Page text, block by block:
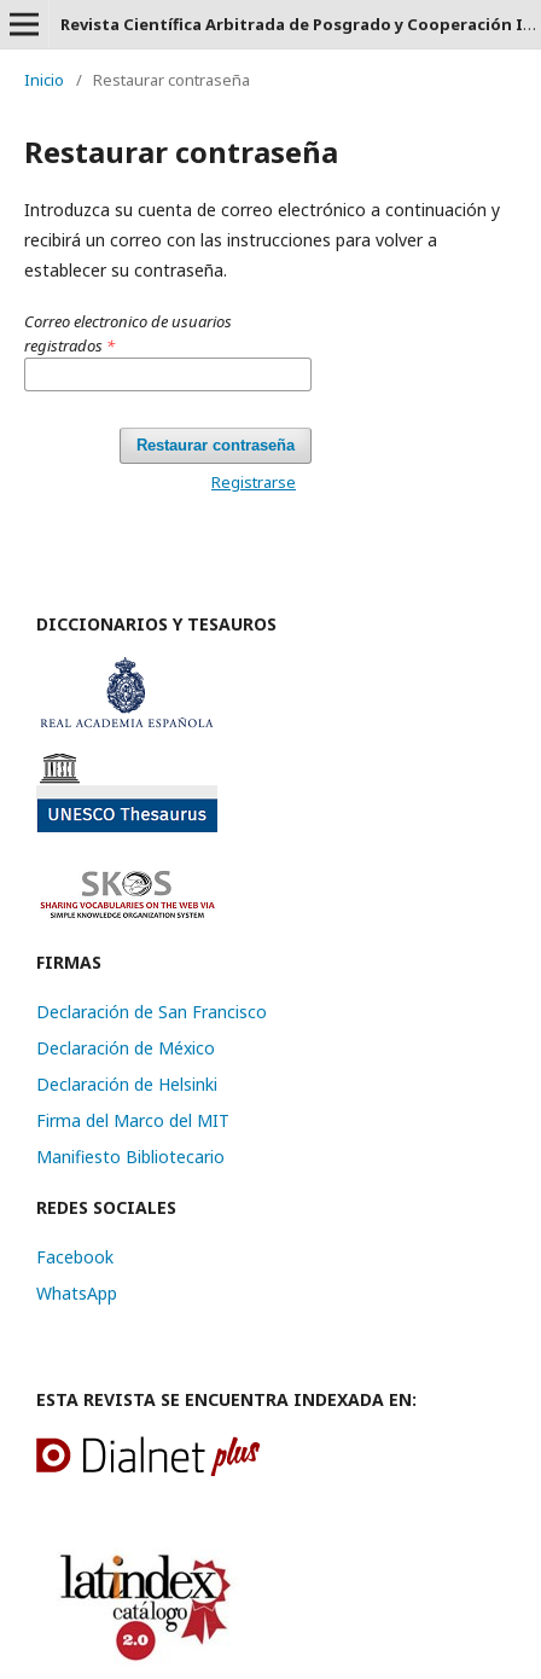
Revista Científica Arbitrada de Posgrado y Cooperación Internacional CLAUSTRO - ISSN: 2737-6478.
Inicio / Restaurar contraseña
Restaurar contraseña
Introduzca su cuenta de correo electrónico a continuación y
recibirá un correo con las instrucciones para volver a
establecer su contraseña.
Correo electronico de usuarios
registrados *
Restaurar contraseña
Registrarse
DICCIONARIOS Y TESAUROS
FIRMAS
Declaración de San Francisco
Declaración de México
Declaración de Helsinki
Firma del Marco del MIT
Manifiesto Bibliotecario
REDES SOCIALES
Facebook
WhatsApp
ESTA REVISTA SE ENCUENTRA INDEXADA EN: